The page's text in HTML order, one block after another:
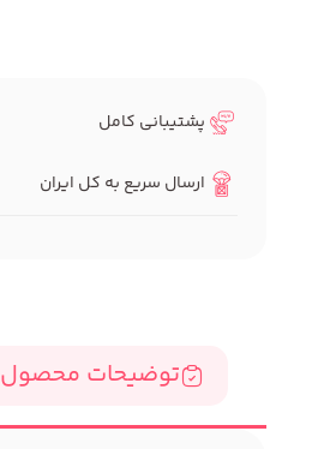
پشتیبانی کامل
ارسال سریع به کل ایران
توضیحات محصول